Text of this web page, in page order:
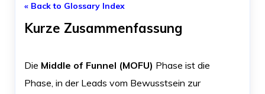
« Back to Glossary Index
Kurze Zusammenfassung
Die Middle of Funnel (MOFU) Phase ist die
Phase, in der Leads vom Bewusstsein zur